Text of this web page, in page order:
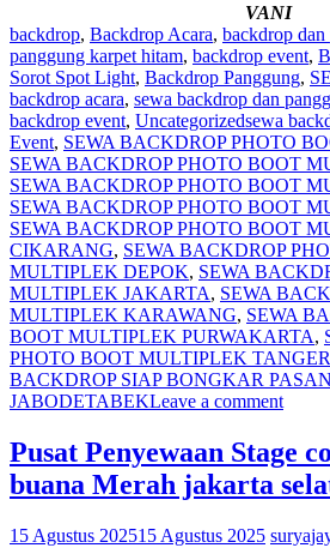
VANI
backdrop, Backdrop Acara, backdrop
panggung karpet hitam, backdrop event,
Sorot Spot Light, Backdrop Panggung,
backdrop acara, sewa backdrop dan
backdrop event, Uncategorizedsewa
Event, SEWA BACKDROP PHOTO
SEWA BACKDROP PHOTO BOOT
SEWA BACKDROP PHOTO BOOT
SEWA BACKDROP PHOTO BOOT
SEWA BACKDROP PHOTO BOOT
CIKARANG, SEWA BACKDROP
MULTIPLEK DEPOK, SEWA
MULTIPLEK JAKARTA, SEWA
MULTIPLEK KARAWANG, SEWA
BOOT MULTIPLEK PURWAKARTA,
PHOTO BOOT MULTIPLEK
BACKDROP SIAP BONGKAR
JABODETABEKLeave a comment
Pusat Penyewaan Stage
buana Merah jakarta
15 Agustus 202515 Agustus 2025